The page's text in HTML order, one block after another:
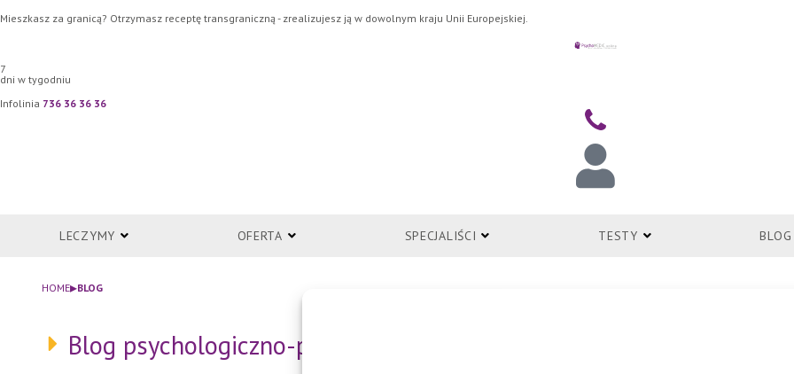
do
Mieszkasz za granicą? Otrzymasz receptę transgraniczną - zrealizujesz ją w dowolnym kraju Unii Europejskiej.
7
dni w tygodniu
Infolinia 736 36 36 36
LECZYMY OFERTA SPECJALIŚCI TESTY BLOG
HOME▸BLOG
Blog psychologiczno-psychiatryczny Psychomedic